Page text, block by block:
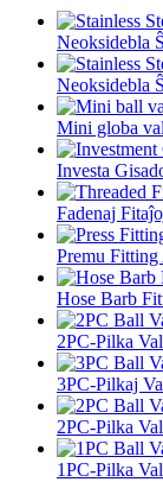
Neoksidebla
Neoksidebla
Mini globa
Investa
Fadenaj
Premu Fitting
Hose Barb
2PC-Pilka
3PC-Pilkaj
2PC-Pilka
1PC-Pilka